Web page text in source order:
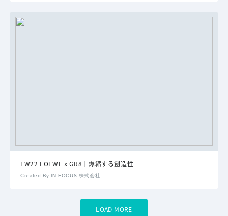
FW22 LOEWE x GR8｜爆縮する創造性
Created By IN FOCUS 株式会社
LOAD MORE